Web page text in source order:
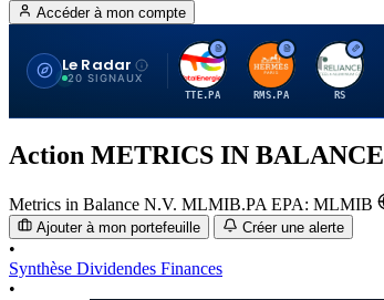
Accéder à mon compte
Le Radar
20 SIGNAUX
T
TTE.PA
H
RMS.PA
R
RS
Action METRICS IN BALANCE
Metrics in Balance N.V. MLMIB.PA EPA: MLMIB
Ajouter à mon portefeuille Créer une alerte
•
Synthèse Dividendes Finances
•